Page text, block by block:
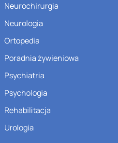
Neurochirurgia
Neurologia
Ortopedia
Poradnia żywieniowa
Psychiatria
Psychologia
Rehabilitacja
Urologia